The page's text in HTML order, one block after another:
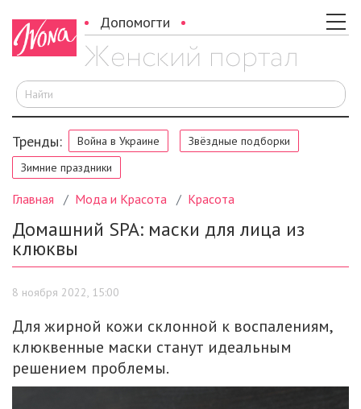
Допомогти
Тренды: Война в Украине
Звёздные подборки
Зимние праздники
Главная Мода и Красота Красота
Домашний SPA: маски для лица из
клюквы
8 ноября 2022, 15:00
Для жирной кожи склонной к воспалениям,
клюквенные маски станут идеальным
решением проблемы.